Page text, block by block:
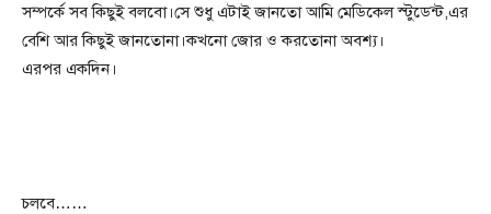
সম্পর্কে সব কিছুই বলবো।সে শুধু এটাই জানতো আমি মেডিকেল স্টুডেন্ট,এর
বেশি আর কিছুই জানতোনা।কখনো জোর ও করতোনা অবশ্য।
এরপর একদিন।
চলবে……